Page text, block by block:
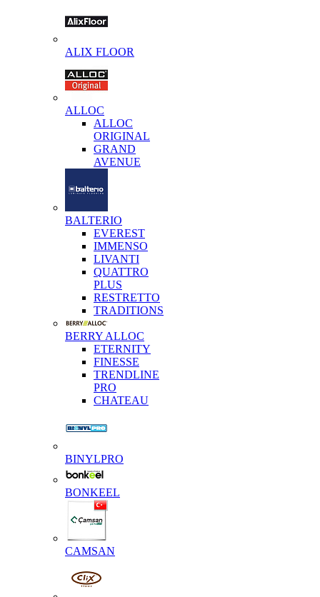
ALIX FLOOR
ALLOC
ALLOC
ORIGINAL
GRAND
AVENUE
BALTERIO
EVEREST
IMMENSO
LIVANTI
QUATTRO
PLUS
RESTRETTO
TRADITIONS
BERRY ALLOC
ETERNITY
FINESSE
TRENDLINE
PRO
CHATEAU
BINYLPRO
BONKEEL
CAMSAN